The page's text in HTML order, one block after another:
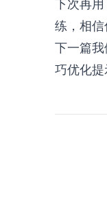
下次再
练，相信
下一篇
巧优化提